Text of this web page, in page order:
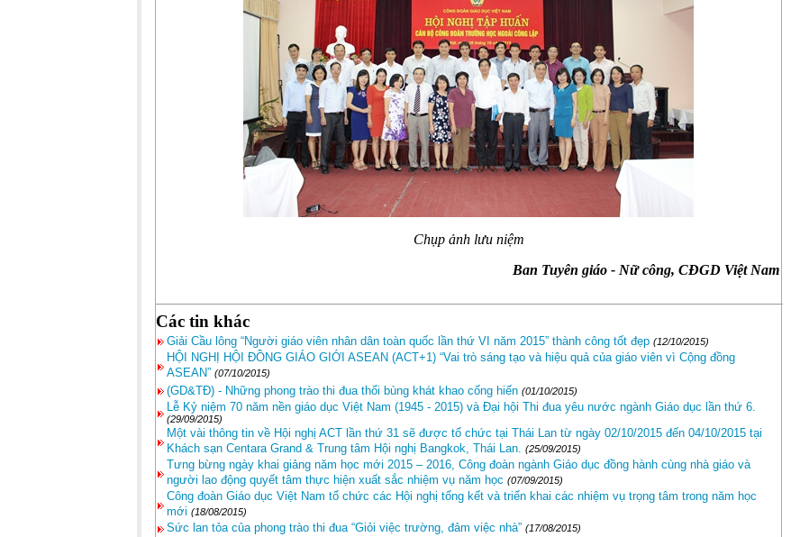
Chụp ảnh lưu niệm
Ban Tuyên giáo - Nữ công, CĐGD Việt Nam
Các tin khác
Giải Cầu lông “Người giáo viên nhân dân toàn quốc lần thứ VI năm 2015” thành công tốt đẹp (12/10/2015)
HỘI NGHỊ HỘI ĐỒNG GIÁO GIỚI ASEAN (ACT+1) “Vai trò sáng tạo và hiệu quả của giáo viên vì Cộng đồng
ASEAN” (07/10/2015)
(GD&TĐ) - Những phong trào thi đua thổi bùng khát khao cống hiến (01/10/2015)
Lễ Kỷ niệm 70 năm nền giáo dục Việt Nam (1945 - 2015) và Đại hội Thi đua yêu nước ngành Giáo dục lần thứ 6.
(29/09/2015)
Một vài thông tin về Hội nghị ACT lần thứ 31 sẽ được tổ chức tại Thái Lan từ ngày 02/10/2015 đến 04/10/2015 tại
Khách sạn Centara Grand & Trung tâm Hội nghị Bangkok, Thái Lan. (25/09/2015)
Tưng bừng ngày khai giảng năm học mới 2015 – 2016, Công đoàn ngành Giáo dục đồng hành cùng nhà giáo và
người lao động quyết tâm thực hiện xuất sắc nhiệm vụ năm học (07/09/2015)
Công đoàn Giáo dục Việt Nam tổ chức các Hội nghị tổng kết và triển khai các nhiệm vụ trọng tâm trong năm học
mới (18/08/2015)
Sức lan tỏa của phong trào thi đua “Giỏi việc trường, đảm việc nhà” (17/08/2015)